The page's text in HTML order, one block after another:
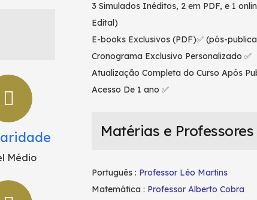
Médio
3 Simulados Inéditos, 2 em PDF, e 1
Edital)
E-books Exclusivos (PDF)✅ (pós-
Cronograma Exclusivo Personalizado ✅
Atualização Completa do Curso Após
Acesso De 1 ano ✅
Matérias e Professores
Português : Professor Léo Martins
Matemática : Professor Alberto Cobra